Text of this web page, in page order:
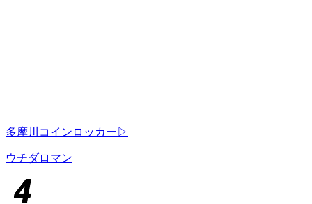
多摩川コインロッカー▷
ウチダロマン